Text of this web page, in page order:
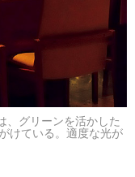
、グリーンを活かした
けている。適度な光が